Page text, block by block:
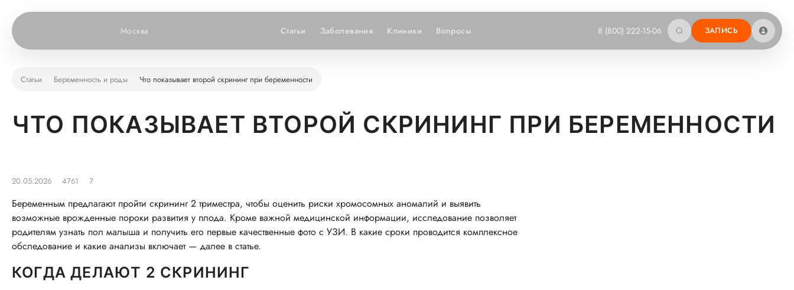
Москва Статьи Заболевания Клиники Вопросы 8 (800) 222-15-06 ЗАПИСЬ
Статьи Беременность и роды Что показывает второй скрининг при беременности
ЧТО ПОКАЗЫВАЕТ ВТОРОЙ СКРИНИНГ ПРИ БЕРЕМЕННОСТИ
20.05.2026 4761 7
Беременным предлагают пройти скрининг 2 триместра, чтобы оценить риски хромосомных аномалий и выявить
возможные врожденные пороки развития у плода. Кроме важной медицинской информации, исследование позволяет
родителям узнать пол малыша и получить его первые качественные фото с УЗИ. В какие сроки проводится комплексное
обследование и какие анализы включает — далее в статье.
КОГДА ДЕЛАЮТ 2 СКРИНИНГ